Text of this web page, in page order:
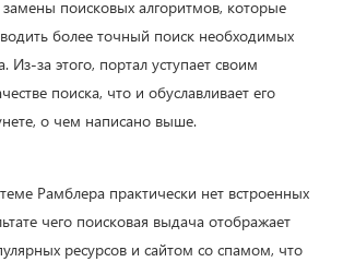
поисковых алгоритмов, которые
более точный поиск необходимых
Из-за этого, портал уступает своим
поиска, что и обуславливает его
о чем написано выше.
Рамблера практически нет встроенных
чего поисковая выдача отображает
ресурсов и сайтом со спамом, что